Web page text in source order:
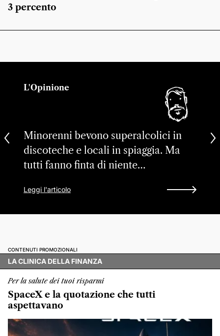
3 percento
L'Opinione
Minorenni bevono superalcolici in
discoteche e locali in spiaggia. Ma
tutti fanno finta di niente…
Leggi l'articolo
CONTENUTI PROMOZIONALI
LA CLINICA DELLA FINANZA
Per la salute dei tuoi risparmi
SpaceX e la quotazione che tutti
aspettavano